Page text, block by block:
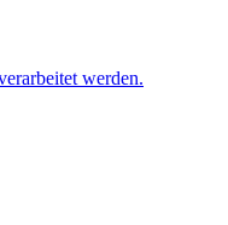
werden.